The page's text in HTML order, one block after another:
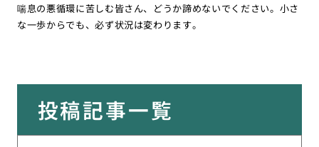
喘息の悪循環に苦しむ皆さん、どうか諦めないでください。小さ
な一歩からでも、必ず状況は変わります。
投稿記事一覧